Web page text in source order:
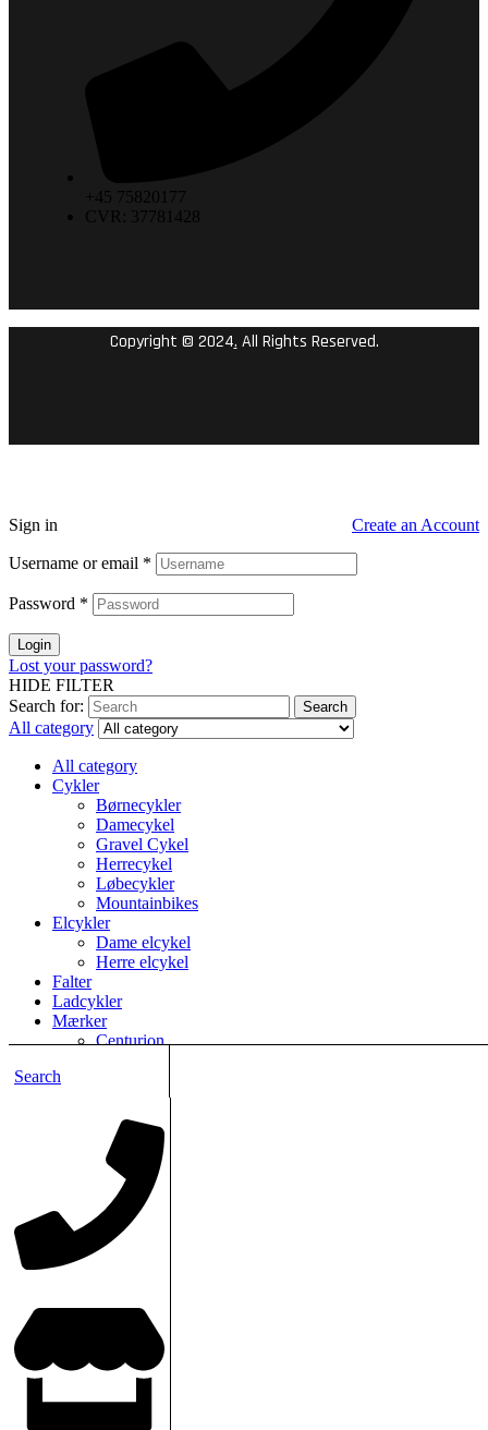
Search
+45 75820177
CVR: 37781428
Copyright © 2024.All Rights Reserved.
Sign in Create an Account
Username or email *
Password *
Login
Lost your password?
HIDE FILTER
Search for:
Search
All category
All category
Cykler
Børnecykler
Damecykel
Gravel Cykel
Herrecykel
Løbecykler
Mountainbikes
Elcykler
Dame elcykel
Herre elcykel
Falter
Ladcykler
Mærker
Centurion
Kildemoes
Mbk
Morrison
Mosquito
Motobecane
Nishiki
Principia
Puky
Salg af Elcykler
Salg af legecykler 12-18" uden stelnr
Salg af nye cykler
Tilbud